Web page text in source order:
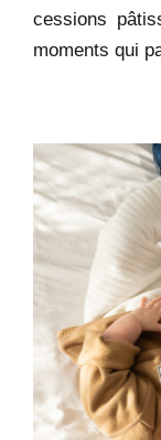
cessions
moments qui